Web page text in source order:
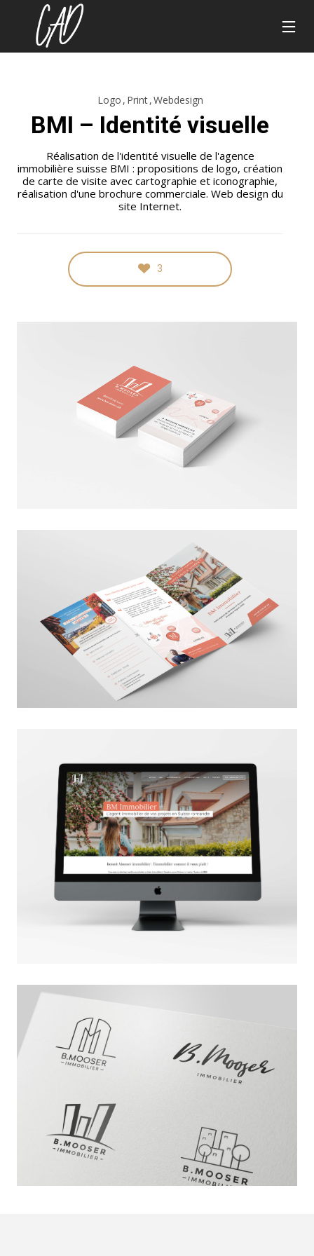
Logo Print Webdesign
BMI – Identité visuelle
Réalisation de l'identité visuelle de l'agence
immobilière suisse BMI : propositions de logo, création
de carte de visite avec cartographie et iconographie,
réalisation d'une brochure commerciale. Web design du
site Internet.
3